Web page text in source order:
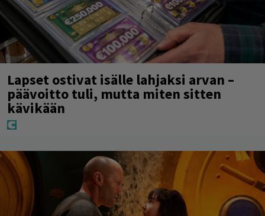
Lapset ostivat isälle lahjaksi arvan –
päävoitto tuli, mutta miten sitten
kävikään